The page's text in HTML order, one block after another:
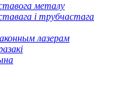
металу
і трубчастага
лазерам